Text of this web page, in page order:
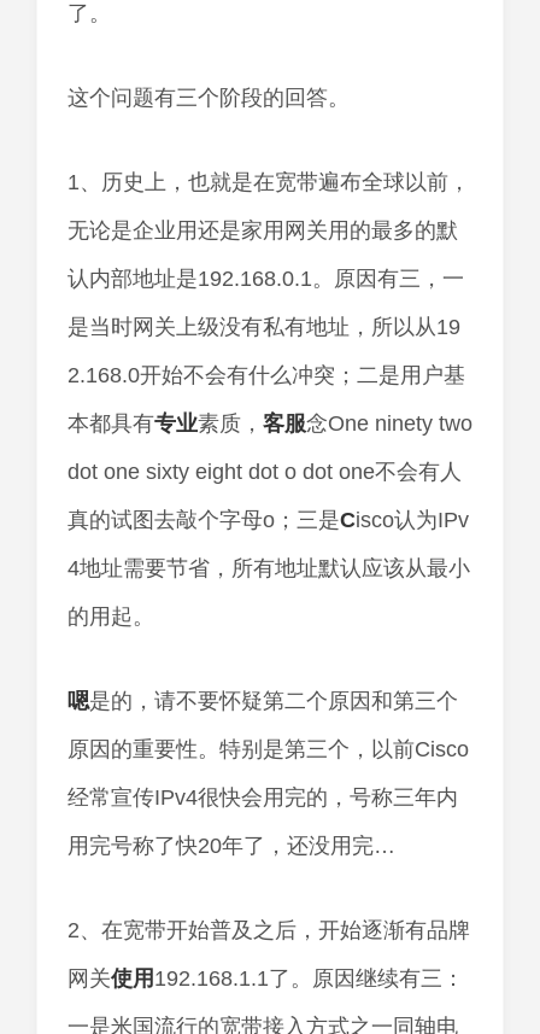
了。
这个问题有三个阶段的回答。
1、历史上，也就是在宽带遍布全球以前，
无论是企业用还是家用网关用的最多的默
认内部地址是192.168.0.1。原因有三，一
是当时网关上级没有私有地址，所以从19
2.168.0开始不会有什么冲突；二是用户基
本都具有专业素质， 客服念One ninety two
dot one sixty eight dot o dot one不会有人
真的试图去敲个字母o；三是Cisco认为IPv
4地址需要节省，所有地址默认应该从最小
的用起。
嗯是的，请不要怀疑第二个原因和第三个
原因的重要性。特别是第三个，以前Cisco
经常宣传IPv4很快会用完的，号称三年内
用完号称了快20年了，还没用完…
2、在宽带开始普及之后，开始逐渐有品牌
网关使用 192.168.1.1了。原因继续有三：
一是米国流行的宽带接入方式之一同轴电